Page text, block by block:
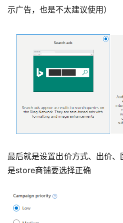
示广告，也是不太建议使用）
最后就是设置出价方式、出价
是store商铺要选择正确